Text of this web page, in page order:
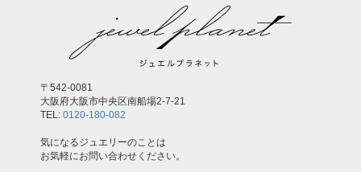
〒542-0081
大阪府大阪市中央区南船場2-7-21
TEL: 0120-180-082
気になるジュエリーのことは
お気軽にお問い合わせください。